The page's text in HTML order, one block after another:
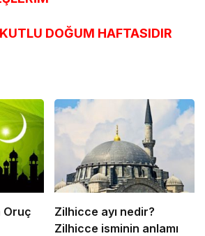
DOĞUM HAFTASIDIR
Oruç
Zilhicce ayı nedir?
Zilhicce isminin anlamı